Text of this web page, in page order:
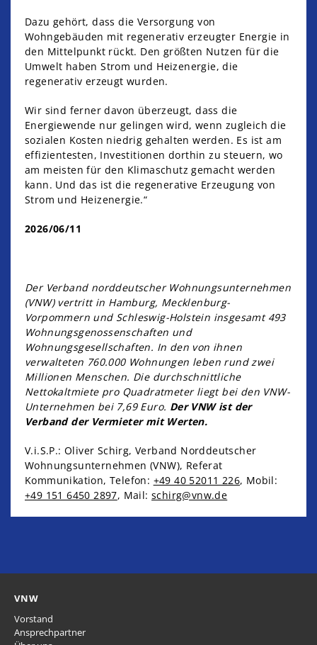
Dazu gehört, dass die Versorgung von
Wohngebäuden mit regenerativ erzeugter Energie in
den Mittelpunkt rückt. Den größten Nutzen für die
Umwelt haben Strom und Heizenergie, die
regenerativ erzeugt wurden.
Wir sind ferner davon überzeugt, dass die
Energiewende nur gelingen wird, wenn zugleich die
sozialen Kosten niedrig gehalten werden. Es ist am
effizientesten, Investitionen dorthin zu steuern, wo
am meisten für den Klimaschutz gemacht werden
kann. Und das ist die regenerative Erzeugung von
Strom und Heizenergie.“
2026/06/11
Der Verband norddeutscher Wohnungsunternehmen
(VNW) vertritt in Hamburg, Mecklenburg-
Vorpommern und Schleswig-Holstein insgesamt 493
Wohnungsgenossenschaften und
Wohnungsgesellschaften. In den von ihnen
verwalteten 760.000 Wohnungen leben rund zwei
Millionen Menschen. Die durchschnittliche
Nettokaltmiete pro Quadratmeter liegt bei den VNW-
Unternehmen bei 7,69 Euro. Der VNW ist der
Verband der Vermieter mit Werten.
V.i.S.P.: Oliver Schirg, Verband Norddeutscher
Wohnungsunternehmen (VNW), Referat
Kommunikation, Telefon: +49 40 52011 226, Mobil:
+49 151 6450 2897, Mail:schirg@vnw.de
VNW
Vorstand
Ansprechpartner